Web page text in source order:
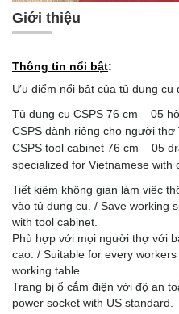
Giới thiệu
Thông tin nổi bật:
Ưu điểm nổi bật của tủ dụng cụ
Tủ dụng cụ CSPS 76 cm – 05
CSPS dành riêng cho người
CSPS tool cabinet 76 cm – 05
specialized for Vietnamese with
Tiết kiệm không gian làm việc
vào tủ dụng cụ. / Save working
with tool cabinet.
Phù hợp với mọi người thợ với
cao. / Suitable for every
working table.
Trang bị ổ cắm điện với độ an
power socket with US standard.